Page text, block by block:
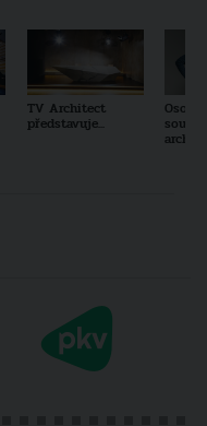
TV Architect
představuje...